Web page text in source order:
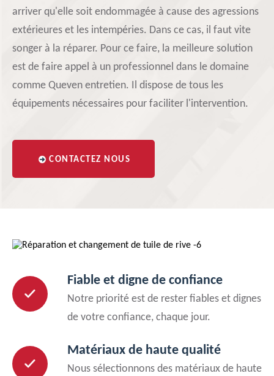
arriver qu'elle soit endommagée à cause des agressions
extérieures et les intempéries. Dans ce cas, il faut vite
songer à la réparer. Pour ce faire, la meilleure solution
est de faire appel à un professionnel dans le domaine
comme Queven entretien. Il dispose de tous les
équipements nécessaires pour faciliter l'intervention.
CONTACTEZ NOUS
Fiable et digne de confiance
Notre priorité est de rester fiables et dignes
de votre confiance, chaque jour.
Matériaux de haute qualité
Nous sélectionnons des matériaux de haute